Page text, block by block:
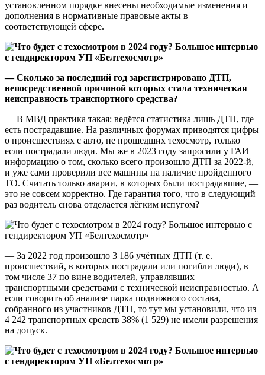
установленном порядке внесены необходимые изменения и
дополнения в нормативные правовые акты в
соответствующей сфере.
— Сколько за последний год зарегистрировано ДТП,
непосредственной причиной которых стала техническая
неисправность транспортного средства?
— В МВД практика такая: ведётся статистика лишь ДТП, где
есть пострадавшие. На различных форумах приводятся цифры
о происшествиях с авто, не прошедших техосмотр, только
если пострадали люди. Мы же в 2023 году запросили у ГАИ
информацию о том, сколько всего произошло ДТП за 2022-й,
и уже сами проверили все машины на наличие пройденного
ТО. Считать только аварии, в которых были пострадавшие, —
это не совсем корректно. Где гарантия того, что в следующий
раз водитель снова отделается лёгким испугом?
— За 2022 год произошло 3 186 учётных ДТП (т. е.
происшествий, в которых пострадали или погибли люди), в
том числе 37 по вине водителей, управлявших
транспортными средствами с технической неисправностью. А
если говорить об анализе парка подвижного состава,
собранного из участников ДТП, то тут мы установили, что из
4 242 транспортных средств 38% (1 529) не имели разрешения
на допуск.